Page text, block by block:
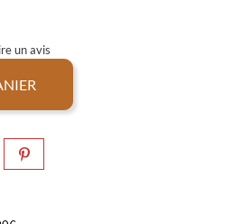
un avis